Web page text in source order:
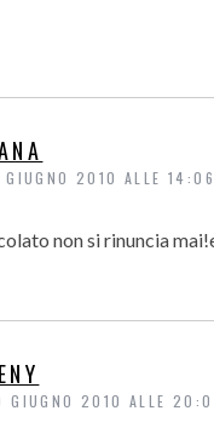
GIUGNO 2010 ALLE 14:06
non si rinuncia
GIUGNO 2010 ALLE